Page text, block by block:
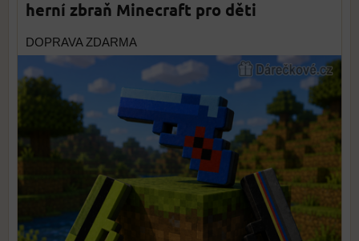
herní zbraň Minecraft pro děti
DOPRAVA ZDARMA